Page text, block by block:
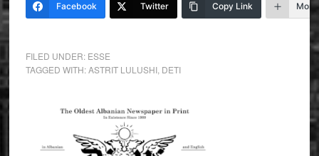
Facebook Twitter Copy Link More
FILED UNDER: ESSE
TAGGED WITH:ASTRIT LULUSHI, DETI